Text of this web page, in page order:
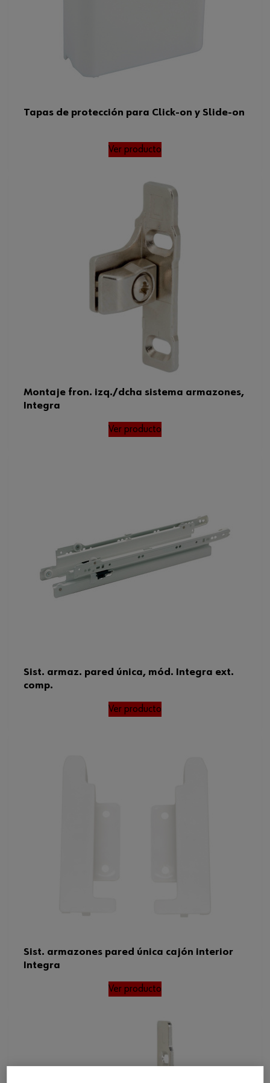
Tapas de protección para Click-on y Slide-on
Ver producto
Montaje fron. izq./dcha sistema armazones,
Integra
Ver producto
Sist. armaz. pared única, mód. Integra ext.
comp.
Ver producto
Sist. armazones pared única cajón interior
Integra
Ver producto